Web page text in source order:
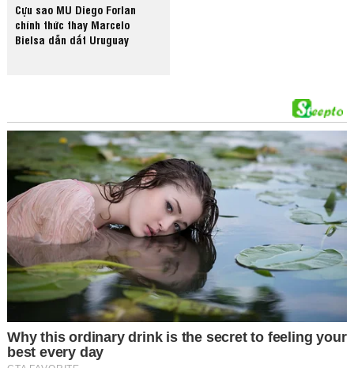
Cựu sao MU Diego Forlan
chính thức thay Marcelo
Bielsa dẫn dắt Uruguay